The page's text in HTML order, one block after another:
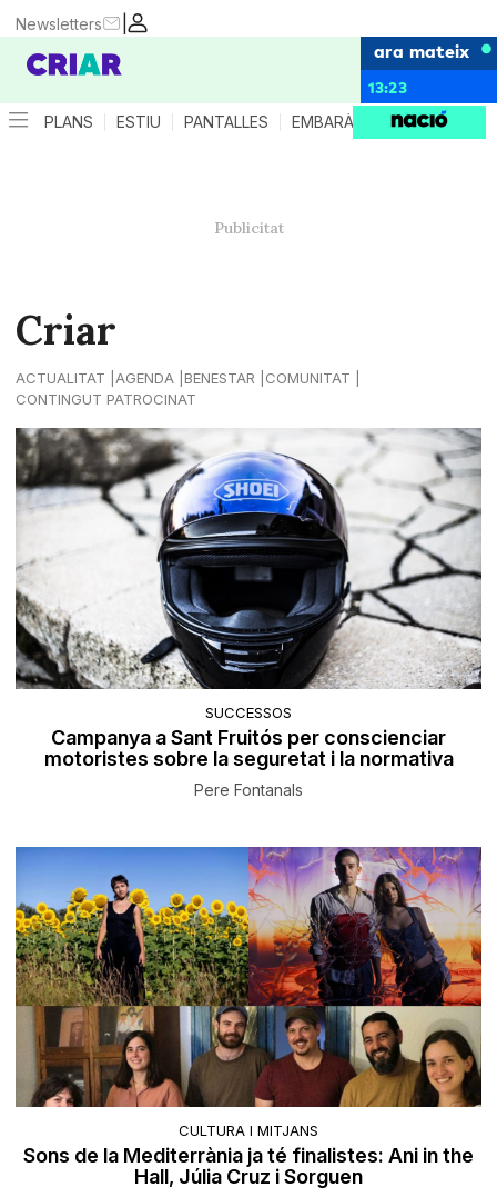
|
Newsletters
ara mateix
13:23
PLANS ESTIU PANTALLES EMBARÀS CRIANÇA
Criar
ACTUALITAT AGENDA BENESTAR
COMUNITAT
CONTINGUT PATROCINAT
SUCCESSOS
Campanya a Sant Fruitós per conscienciar
motoristes sobre la seguretat i la normativa
Pere Fontanals
CULTURA I MITJANS
Sons de la Mediterrània ja té finalistes: Ani in the
Hall, Júlia Cruz i Sorguen